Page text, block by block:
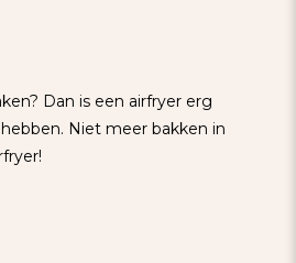
Dan is een airfryer erg
Niet meer bakken in